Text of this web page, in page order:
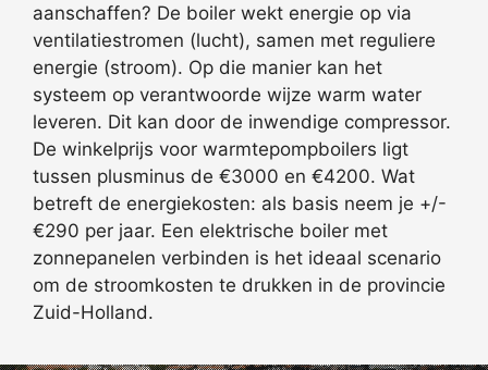
aanschaffen? De boiler wekt energie op via
ventilatiestromen (lucht), samen met reguliere
energie (stroom). Op die manier kan het
systeem op verantwoorde wijze warm water
leveren. Dit kan door de inwendige compressor.
De winkelprijs voor warmtepompboilers ligt
tussen plusminus de €3000 en €4200. Wat
betreft de energiekosten: als basis neem je +/-
€290 per jaar. Een elektrische boiler met
zonnepanelen verbinden is het ideaal scenario
om de stroomkosten te drukken in de provincie
Zuid-Holland.